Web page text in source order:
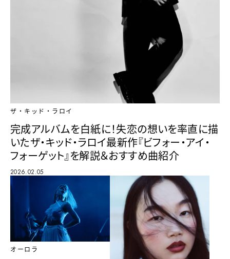
ザ・キッド・ラロイ
完成アルバムを白紙に！失恋の想いを率直に描
いたザ・キッド・ラロイ最新作『ビフォー・アイ・
フォーゲット』を解説＆おすすめ曲紹介
2026.02.05
オーロラ